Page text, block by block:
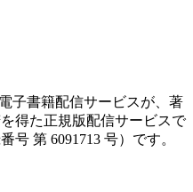
子書籍配信サービスが、著
得た正規版配信サービスで
号 第 6091713 号）です。